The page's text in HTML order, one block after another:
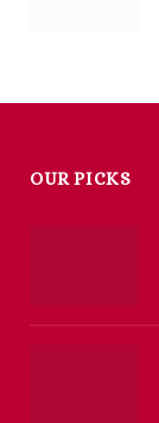
OUR PICKS